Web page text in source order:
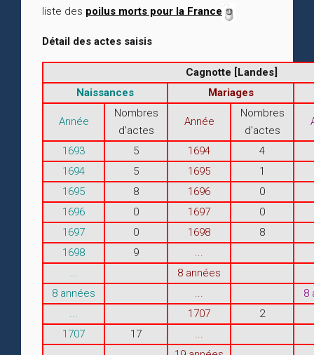
liste des poilus morts pour la France
Détail des actes saisis
Cagnotte [Landes]
Naissances
Mariages
Année
Nombres
d'actes
Année
Nombres
d'actes
1693 5 1694
4
1694
5 1695
1
1695
8 1696
0
1696
0 1697
0
1697
0 1698
8
1698
9
...
...
8 années
8 années
...
8
...
1707
2
1707
17
...